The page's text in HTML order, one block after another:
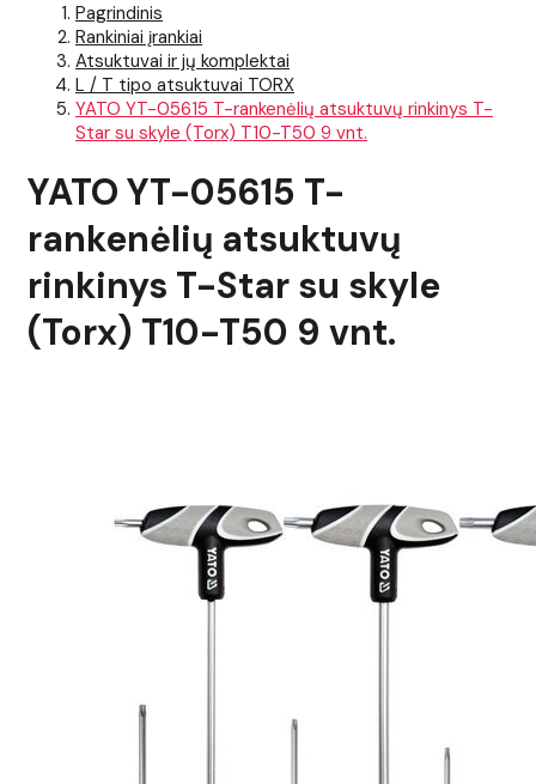
Pagrindinis
Rankiniai įrankiai
Atsuktuvai ir jų komplektai
L / T tipo atsuktuvai TORX
YATO YT-05615 T-rankenėlių atsuktuvų rinkinys T-
Star su skyle (Torx) T10-T50 9 vnt.
YATO YT-05615 T-
rankenėlių atsuktuvų
rinkinys T-Star su skyle
(Torx) T10-T50 9 vnt.